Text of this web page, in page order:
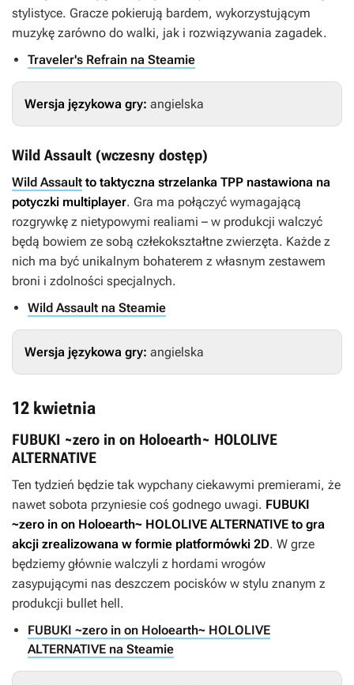
stylistyce. Gracze pokierują bardem, wykorzystującym
muzykę zarówno do walki, jak i rozwiązywania zagadek.
Traveler's Refrain na Steamie
Wersja językowa gry: angielska
Wild Assault (wczesny dostęp)
Wild Assault to taktyczna strzelanka TPP nastawiona na
potyczki multiplayer. Gra ma połączyć wymagającą
rozgrywkę z nietypowymi realiami – w produkcji walczyć
będą bowiem ze sobą człekokształtne zwierzęta. Każde z
nich ma być unikalnym bohaterem z własnym zestawem
broni i zdolności specjalnych.
Wild Assault na Steamie
Wersja językowa gry: angielska
12 kwietnia
FUBUKI ~zero in on Holoearth~ HOLOLIVE
ALTERNATIVE
Ten tydzień będzie tak wypchany ciekawymi premierami, że
nawet sobota przyniesie coś godnego uwagi. FUBUKI
~zero in on Holoearth~ HOLOLIVE ALTERNATIVE to gra
akcji zrealizowana w formie platformówki 2D. W grze
będziemy głównie walczyli z hordami wrogów
zasypującymi nas deszczem pocisków w stylu znanym z
produkcji bullet hell.
FUBUKI ~zero in on Holoearth~ HOLOLIVE
ALTERNATIVE na Steamie